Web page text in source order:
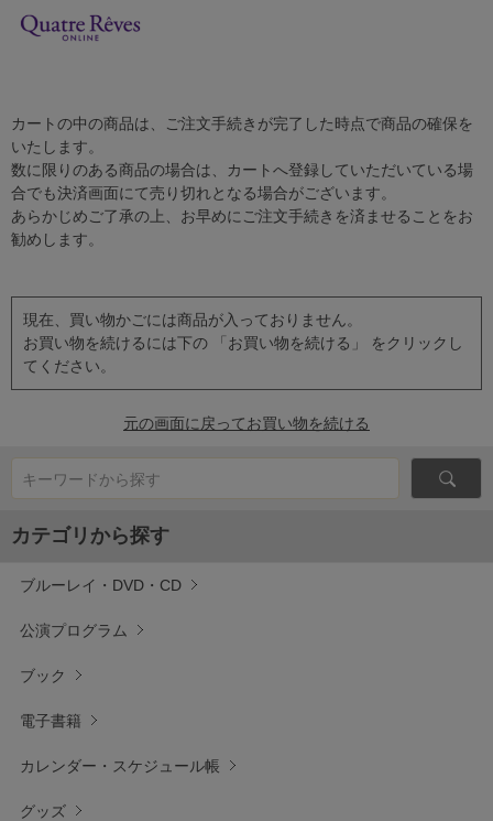
カートの中の商品は、ご注文手続きが完了した時点で商品の確保を
いたします。
数に限りのある商品の場合は、カートへ登録していただいている場
合でも決済画面にて売り切れとなる場合がございます。
あらかじめご了承の上、お早めにご注文手続きを済ませることをお
勧めします。
現在、買い物かごには商品が入っておりません。
お買い物を続けるには下の 「お買い物を続ける」 をクリックし
てください。
元の画面に戻ってお買い物を続ける
キーワードから探す
カテゴリから探す
ブルーレイ・DVD・CD
公演プログラム
ブック
電子書籍
カレンダー・スケジュール帳
グッズ